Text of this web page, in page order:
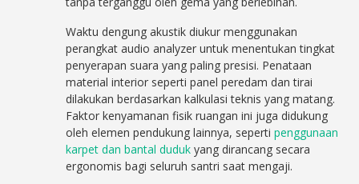
Waktu dengung akustik diukur menggunakan
perangkat audio analyzer untuk menentukan tingkat
penyerapan suara yang paling presisi. Penataan
material interior seperti panel peredam dan tirai
dilakukan berdasarkan kalkulasi teknis yang matang.
Faktor kenyamanan fisik ruangan ini juga didukung
oleh elemen pendukung lainnya, sepertipenggunaan
karpet dan bantal duduk yang dirancang secara
ergonomis bagi seluruh santri saat mengaji.